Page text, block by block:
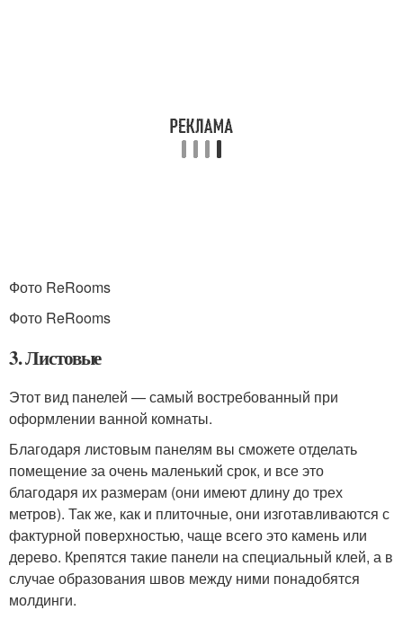
Фото ReRooms
Фото ReRooms
3. Листовые
Этот вид панелей — самый востребованный при
оформлении ванной комнаты.
Благодаря листовым панелям вы сможете отделать
помещение за очень маленький срок, и все это
благодаря их размерам (они имеют длину до трех
метров). Так же, как и плиточные, они изготавливаются с
фактурной поверхностью, чаще всего это камень или
дерево. Крепятся такие панели на специальный клей, а в
случае образования швов между ними понадобятся
молдинги.